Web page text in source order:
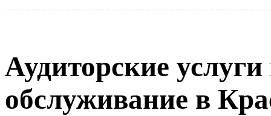
Аудиторские услуги
обслуживание в